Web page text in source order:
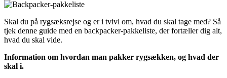
Skal du på rygsæksrejse og er i tvivl om, hvad du skal tage med? Så
tjek denne guide med en backpacker-pakkeliste, der fortæller dig alt,
hvad du skal vide.
Information om hvordan man pakker rygsækken, og hvad der
skal i.